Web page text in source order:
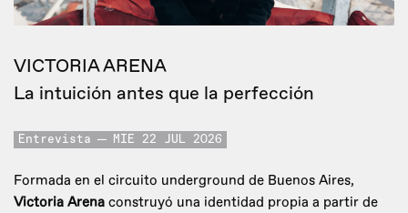
VICTORIA ARENA
La intuición antes que la perfección
Entrevista MIE 22 JUL 2026
Formada en el circuito underground de Buenos Aires,
Victoria Arena construyó una identidad propia a partir de